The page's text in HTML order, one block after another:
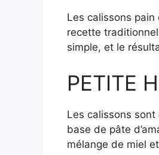
Les calissons pain
recette
simple, et le
PETITE
Les calissons
base de pâte
mélange de miel